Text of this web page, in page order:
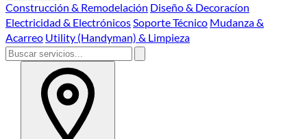
Construcción & Remodelación Diseño & Decoracíon
Electricidad & ElectrónicosSoporte Técnico Mudanza &
Acarreo Utility (Handyman) & Limpieza